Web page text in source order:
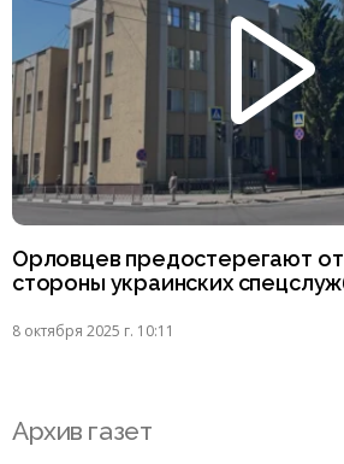
Орловцев предостерегают
стороны украинских
8 октября 2025 г. 10:11
Архив газет